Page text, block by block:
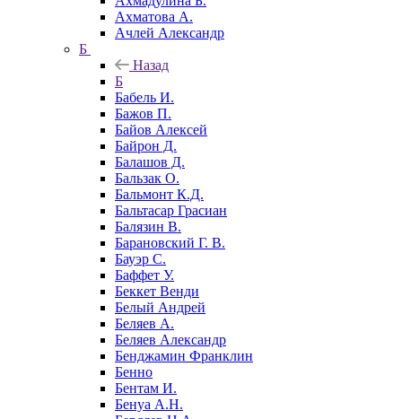
Ахматова А.
Ачлей Александр
Б
Назад
Б
Бабель И.
Бажов П.
Байов Алексей
Байрон Д.
Балашов Д.
Бальзак О.
Бальмонт К.Д.
Бальтасар Грасиан
Балязин В.
Барановский Г. В.
Бауэр С.
Баффет У.
Беккет Венди
Белый Андрей
Беляев А.
Беляев Александр
Бенджамин Франклин
Бенно
Бентам И.
Бенуа А.Н.